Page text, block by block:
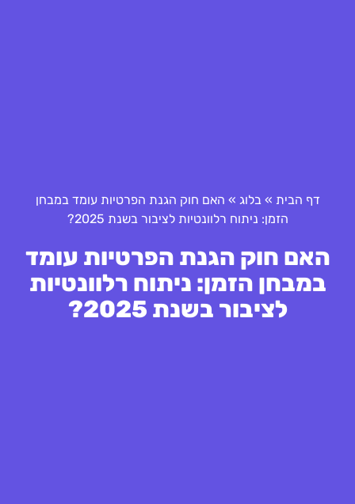
דף הבית »בלוג » האם חוק הגנת הפרטיות עומד במבחן
הזמן: ניתוח רלוונטיות לציבור בשנת 2025?
האם חוק הגנת הפרטיות עומד
במבחן הזמן: ניתוח רלוונטיות
לציבור בשנת 2025?